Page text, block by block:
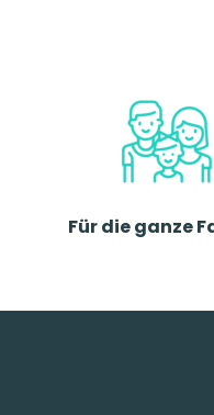
Für die ganze